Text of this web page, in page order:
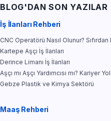
BLOG'DAN SON YAZILAR
İş İlanları Rehberi
CNC Operatörü Nasıl Olunur?
Kartepe Aşçı İş İlanları
Derince Limanı İş İlanları
Aşçı mı Aşçı Yardımcısı mı? Kariyer
Gebze Plastik ve Kimya Sektörü
Maaş Rehberi